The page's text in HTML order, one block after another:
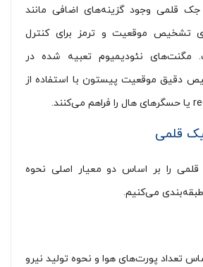
جک قلمی وجود گزینه‌های اضافی مانند
تشخیص موقعیت و ترمز برای کنترل
مگنت‌های نئودیمیوم تعبیه شده در
دقیق موقعیت پیستون با استفاده از
قلمی
قلمی را بر اساس دو معیار اصلی نحوه
می‌کنیم.
تعداد پورت‌های هوا و نحوه تولید نیرو